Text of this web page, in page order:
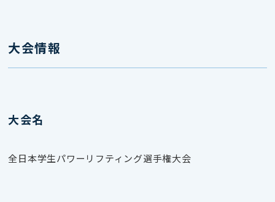
大会情報
大会名
全日本学生パワーリフティング選手権大会